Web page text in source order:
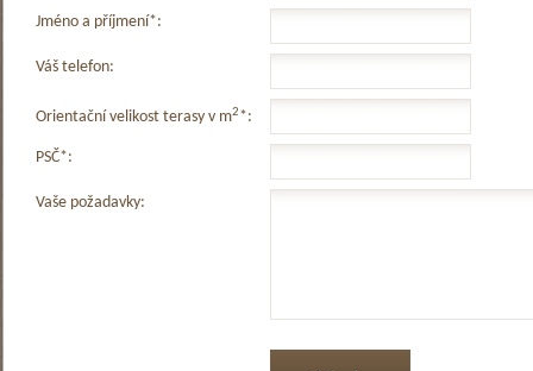
Jméno a příjmení*:
Váš telefon:
Orientační velikost terasy v m2*:
PSČ*:
Vaše požadavky: